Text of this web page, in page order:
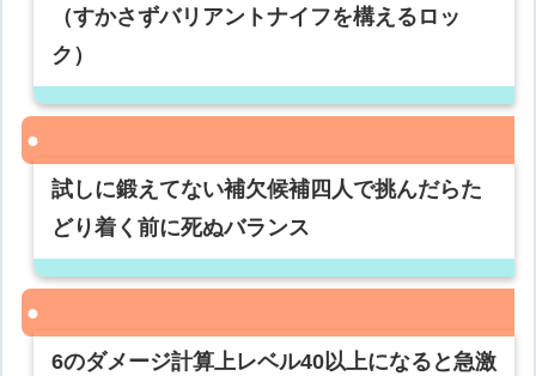
（すかさずバリアントナイフを構えるロッ
ク）
試しに鍛えてない補欠候補四人で挑んだらた
どり着く前に死ぬバランス
6のダメージ計算上レベル40以上になると急激